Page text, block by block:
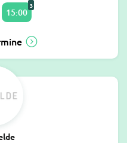
15:00
3